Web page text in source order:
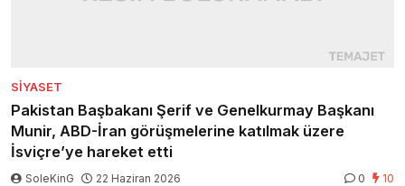
SIYASET
Pakistan Başbakanı Şerif ve Genelkurmay Başkanı
Munir, ABD-İran görüşmelerine katılmak üzere
İsviçre’ye hareket etti
SoleKinG 22 Haziran 2026 0 10